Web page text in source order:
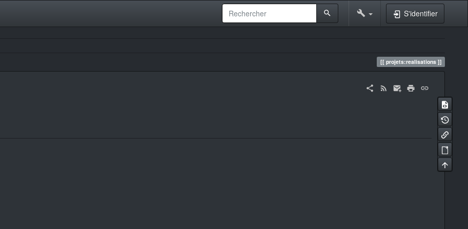
S'identifier
projets:realisations